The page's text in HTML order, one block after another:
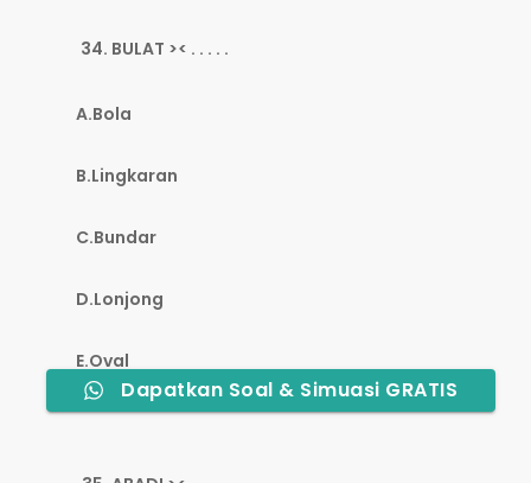
BULAT >< . . . . .
A.Bola
B.Lingkaran
C.Bundar
D.Lonjong
E.Oval
Dapatkan Soal & Simuasi GRATIS